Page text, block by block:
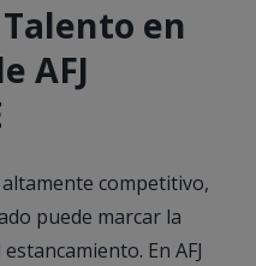
en
AFJ
competitivo,
puede marcar la
En AFJ